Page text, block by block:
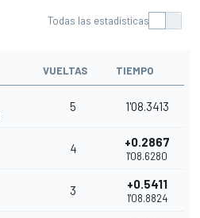
Todas las estadísticas
VUELTAS TIEMPO
5 1'08.3413
4 +0.2867
1'08.6280
3 +0.5411
1'08.8824